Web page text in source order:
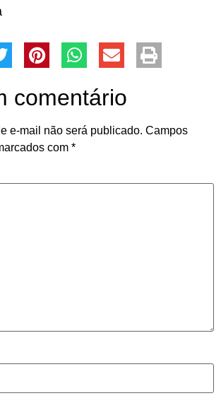
comentário
e-mail não será publicado. Campos
com *